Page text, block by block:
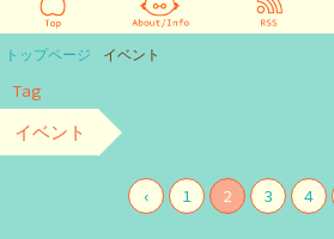
トップページ イベント
Tag
イベント
‹ 1 2 3 4